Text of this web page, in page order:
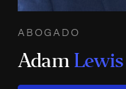
ABOGADO
Adam Lewis